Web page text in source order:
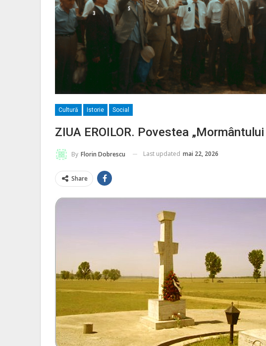
Cultură Istorie Social
ZIUA EROILOR. Povestea
By Florin Dobrescu Last updated mai 22, 2026
Share